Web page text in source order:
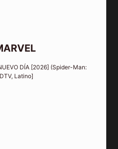
DÍA [2026] (Spider-Man:
Latino]